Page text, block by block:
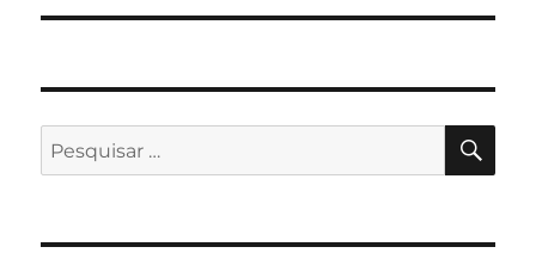
Pesquisar
por: